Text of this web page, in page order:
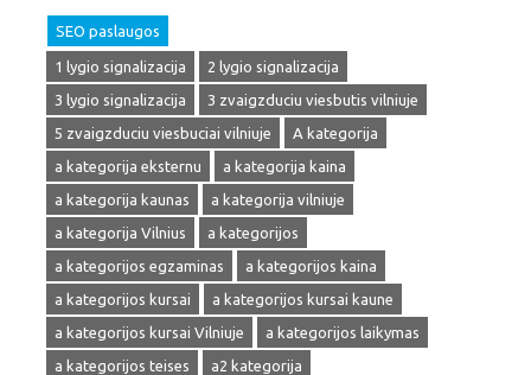
SEO paslaugos
1 lygio signalizacija
2 lygio signalizacija
3 lygio signalizacija
3 zvaigzduciu viesbutis vilniuje
5 zvaigzduciu viesbuciai vilniuje
A kategorija
a kategorija eksternu
a kategorija kaina
a kategorija kaunas
a kategorija vilniuje
a kategorija Vilnius
a kategorijos
a kategorijos egzaminas
a kategorijos kaina
a kategorijos kursai
a kategorijos kursai kaune
a kategorijos kursai Vilniuje
a kategorijos laikymas
a kategorijos teises
a2 kategorija